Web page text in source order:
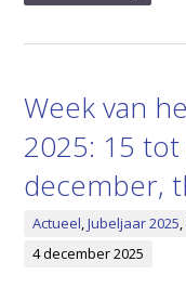
Week van
2025: 15
december,
Actueel,Jubeljaar 2025,
4 december 2025